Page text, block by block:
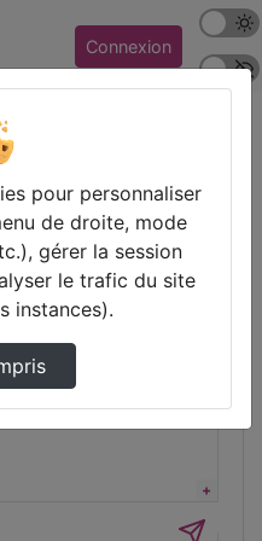
Connexion
Mode
Police
pour personnaliser
de droite, mode
gérer la session
le trafic du site
instances).